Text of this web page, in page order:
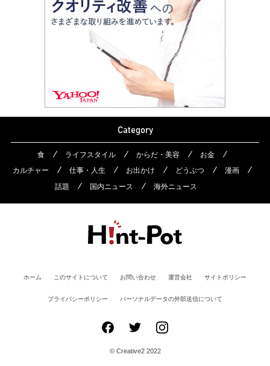
Category
食 ライフスタイル からだ・美容
お金
カルチャー
仕事・人生 お出かけ どうぶつ
漫画
話題
国内ニュース 海外ニュース
ホーム このサイトについて お問い合わせ 運営会社 サイトポリシー
プライバシーポリシー パーソナルデータの外部送信について
© Creative2 2022